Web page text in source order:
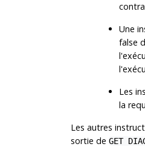
Une
false
Les
la
Les autres
sortie de GET